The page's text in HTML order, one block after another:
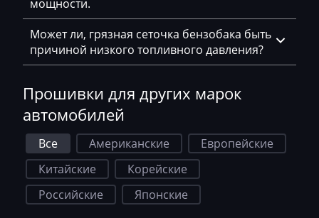
Doosan
Doppstadt
Dynapac
EcoLog
Eggersmann
Exeed
Extreme moto
Faresin
мощности.
Может ли, грязная сеточка бензобака быть
причиной низкого топливного давления?
Прошивки для других марок
автомобилей
Все Американские
Европейские
Китайские
Корейские
Российские
Японские